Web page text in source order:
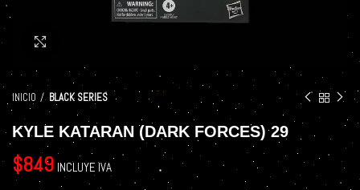
INICIO BLACK SERIES
KYLE KATARAN (DARK FORCES) 29
$849 INCLUYE IVA